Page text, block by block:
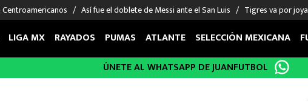
Así fue el doblete de Messi ante el San Luis Tigres va por
MEXICANOS EN EL EXTRANJERO FIGURAS
DEPORTES
LIGA MX RAYADOS PUMAS ATLANTE SELECCIÓN MEXICANA
ÚNETE AL WHATSAPP DE JUANFUTBOL